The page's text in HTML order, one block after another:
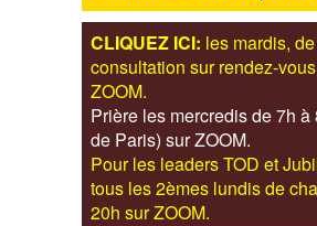
CLIQUEZ ICI: les mardis,
consultation sur rendez-
ZOOM.
Prière les mercredis de 7h à
de Paris) sur ZOOM.
Pour les leaders TOD et
tous les 2èmes lundis de
20h sur ZOOM.